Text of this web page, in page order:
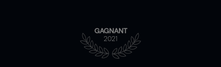
GAGNANT
2021